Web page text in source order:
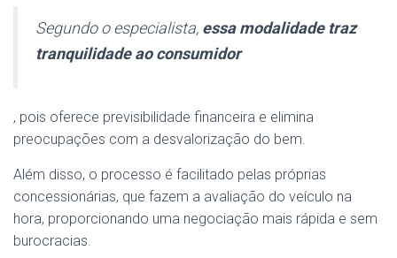
Segundo o especialista, essa modalidade traz
tranquilidade ao consumidor
, pois oferece previsibilidade financeira e elimina
preocupações com a desvalorização do bem.
Além disso, o processo é facilitado pelas próprias
concessionárias, que fazem a avaliação do veículo na
hora, proporcionando uma negociação mais rápida e sem
burocracias.